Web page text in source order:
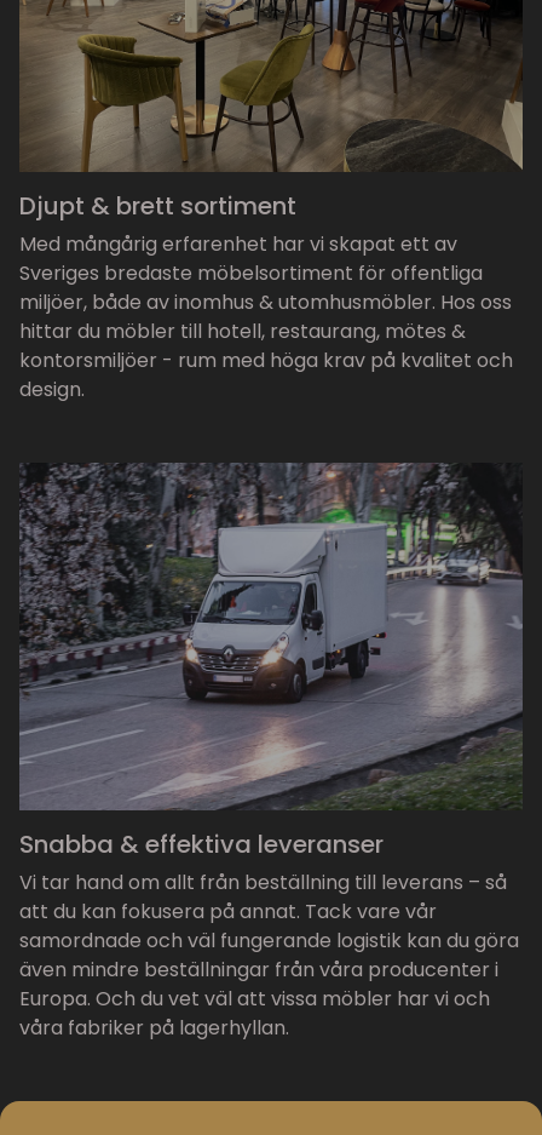
Djupt & brett sortiment
Med mångårig erfarenhet har vi skapat ett av
Sveriges bredaste möbelsortiment för offentliga
miljöer, både av inomhus & utomhusmöbler. Hos oss
hittar du möbler till hotell, restaurang, mötes &
kontorsmiljöer - rum med höga krav på kvalitet och
design.
Snabba & effektiva leveranser
Vi tar hand om allt från beställning till leverans – så
att du kan fokusera på annat. Tack vare vår
samordnade och väl fungerande logistik kan du göra
även mindre beställningar från våra producenter i
Europa. Och du vet väl att vissa möbler har vi och
våra fabriker på lagerhyllan.